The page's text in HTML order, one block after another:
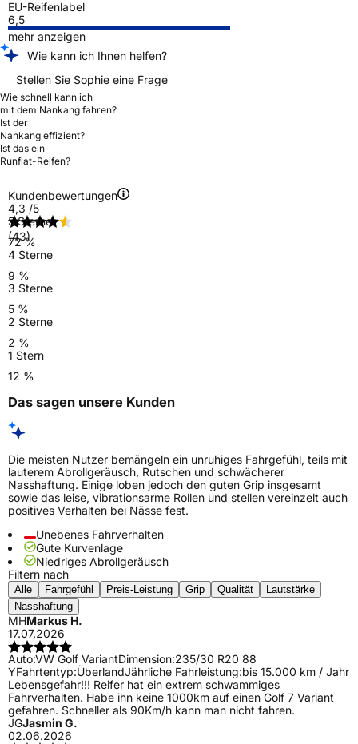
EU-Reifenlabel
6,5
mehr anzeigen
Wie kann ich Ihnen helfen?
Stellen Sie Sophie eine Frage
Wie schnell kann ich
mit dem Nankang fahren?
Ist der
Nankang effizient?
Ist das ein
Runflat-Reifen?
Kundenbewertungen
4,3 /5
(43)
5 Sterne
72 %
4 Sterne
9 %
3 Sterne
5 %
2 Sterne
2 %
1 Stern
12 %
Das sagen unsere Kunden
Die meisten Nutzer bemängeln ein unruhiges Fahrgefühl, teils mit
lauterem Abrollgeräusch, Rutschen und schwächerer
Nasshaftung. Einige loben jedoch den guten Grip insgesamt
sowie das leise, vibrationsarme Rollen und stellen vereinzelt auch
positives Verhalten bei Nässe fest.
Unebenes Fahrverhalten
Gute Kurvenlage
Niedriges Abrollgeräusch
Filtern nach
Alle Fahrgefühl Preis-Leistung Grip Qualität
Lautstärke
Nasshaftung
MHMarkus H.
17.07.2026
Auto:VW Golf VariantDimension:235/30 R20 88
YFahrtentyp:ÜberlandJährliche Fahrleistung:bis 15.000 km / Jahr
Lebensgefahr!!! Reifer hat ein extrem schwammiges
Fahrverhalten. Habe ihn keine 1000km auf einen Golf 7 Variant
gefahren. Schneller als 90Km/h kann man nicht fahren.
JGJasmin G.
02.06.2026